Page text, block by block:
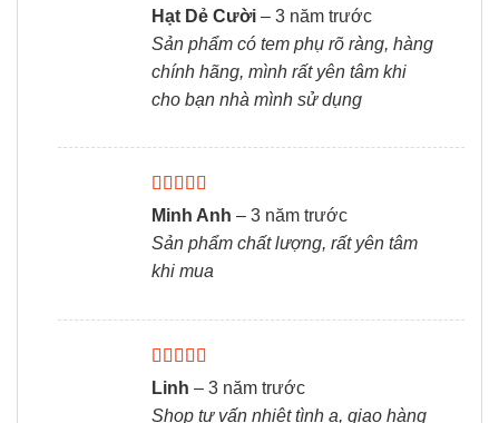
Được xếp
hạng5 5 sao
Hạt Dẻ Cười – 3 năm trước
Sản phẩm có tem phụ rõ ràng, hàng
chính hãng, mình rất yên tâm khi
cho bạn nhà mình sử dụng
Được xếp
hạng55 sao
Minh Anh – 3 năm trước
Sản phẩm chất lượng, rất yên tâm
khi mua
Được xếp
hạng
5 sao
Linh – 3 năm trước
Shop tư vấn nhiệt tình ạ, giao hàng